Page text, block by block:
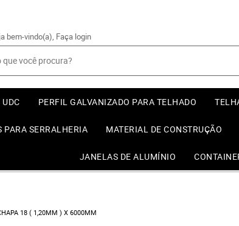
bem-vindo(a), Faça login
PERFIL GALVANIZADO PARA TELHADO
PARA SERRALHERIA MATERIAL DE CONSTRUÇÃO
JANELAS DE ALUMÍNIO
18 ( 1,20MM ) X 6000MM